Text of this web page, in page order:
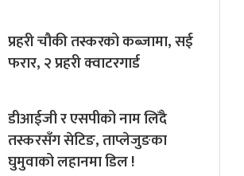
प्रहरी चौकी तस्करको कब्जामा, सई
फरार, २ प्रहरी क्वाटरगार्ड
डीआईजी र एसपीको नाम लिँदै
तस्करसँग सेटिङ, ताप्लेजुङका
घुमुवाको लहानमा डिल !